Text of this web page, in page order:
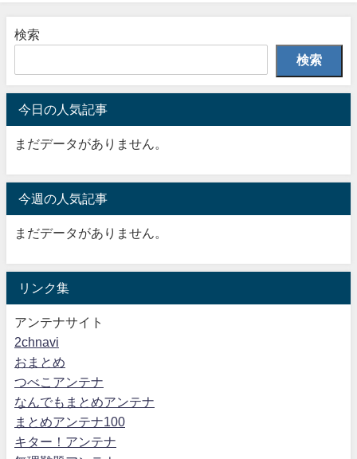
検索
検索
今日の人気記事
まだデータがありません。
今週の人気記事
まだデータがありません。
リンク集
アンテナサイト
2chnavi
おまとめ
つべこアンテナ
なんでもまとめアンテナ
まとめアンテナ100
キター！アンテナ